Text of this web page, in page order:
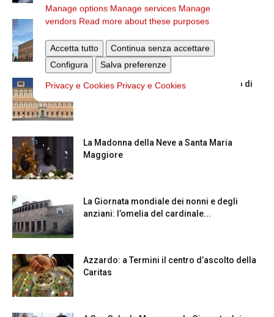
Manage options Manage services Manage
vendors Read more about these purposes
Accetta tutto
Continua senza accettare
Configura
Salva preferenze
Privacy e Cookies Privacy e Cookies
Nuove nomine nella diocesi di Roma
Chiusura estiva degli Uffici del Vicariato di
La Madonna della Neve a Santa Maria
Maggiore
La Giornata mondiale dei nonni e degli
anziani: l’omelia del cardinale...
Azzardo: a Termini il centro d’ascolto della
Caritas